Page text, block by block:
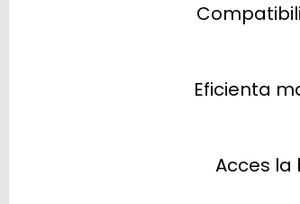
Eficienta
Acces la